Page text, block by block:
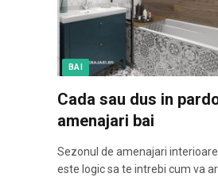
BAI
Cada sau dus in
amenajari bai
Sezonul de amenajari
este logic sa te intrebi cum va